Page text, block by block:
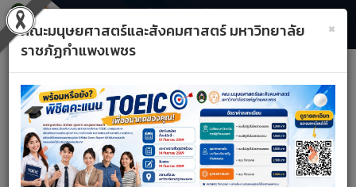
A+ A– รีเซ็ต
×
คณะมนุษยศาสตร์และสังคมศาสตร์ มหาวิทยาลัย
ราชภัฏกำแพงเพชร
Previous Next
หน้าหลัก ประชาสัมพันธ์คณะ